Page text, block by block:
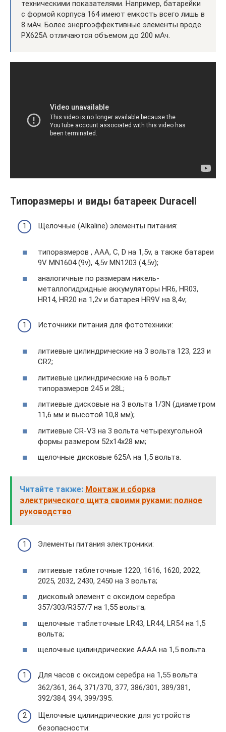
техническими показателями. Например, батарейки
с формой корпуса 164 имеют емкость всего лишь в
8 мАч. Более энергоэффективные элементы вроде
PX625A отличаются объемом до 200 мАч.
Типоразмеры и виды батареек Duracell
Щелочные (Alkaline) элементы питания:
типоразмеров , AAA, C, D на 1,5v, а также батареи
9V MN1604 (9v), 4,5v MN1203 (4,5v);
аналогичные по размерам никель-
металлогидридные аккумуляторы HR6, HR03,
HR14, HR20 на 1,2v и батарея HR9V на 8,4v;
Источники питания для фототехники:
литиевые цилиндрические на 3 вольта 123, 223 и
CR2;
литиевые цилиндрические на 6 вольт
типоразмеров 245 и 28L;
литиевые дисковые на 3 вольта 1/3N (диаметром
11,6 мм и высотой 10,8 мм);
литиевые CR-V3 на 3 вольта четырехугольной
формы размером 52x14x28 мм;
щелочные дисковые 625A на 1,5 вольта.
Читайте также: Монтаж и сборка
электрического щита своими руками: полное
руководство
Элементы питания электроники:
литиевые таблеточные 1220, 1616, 1620, 2022,
2025, 2032, 2430, 2450 на 3 вольта;
дисковый элемент с оксидом серебра
357/303/R357/7 на 1,55 вольта;
щелочные таблеточные LR43, LR44, LR54 на 1,5
вольта;
щелочные цилиндрические AAAA на 1,5 вольта.
Для часов с оксидом серебра на 1,55 вольта:
362/361, 364, 371/370, 377, 386/301, 389/381,
392/384, 394, 399/395.
Щелочные цилиндрические для устройств
безопасности: